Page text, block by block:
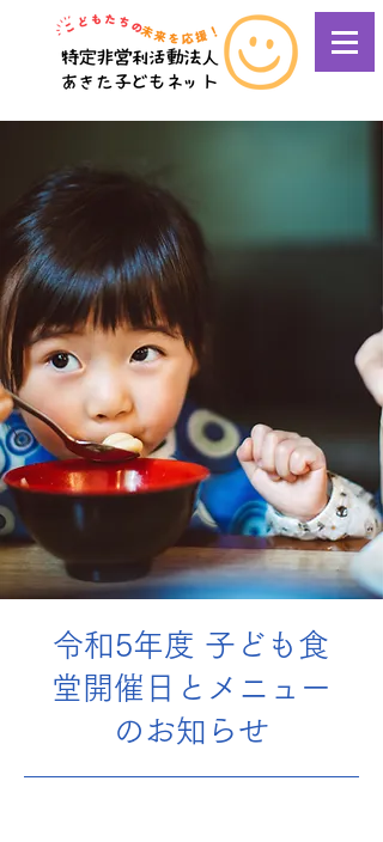
令和5年度 子ども食
堂開催日とメニュー
のお知らせ